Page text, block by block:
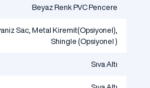
Beyaz Renk PVC Pencere
Sac, Metal Kiremit(Opsiyonel),
Shingle (Opsiyonel )
Sıva Altı